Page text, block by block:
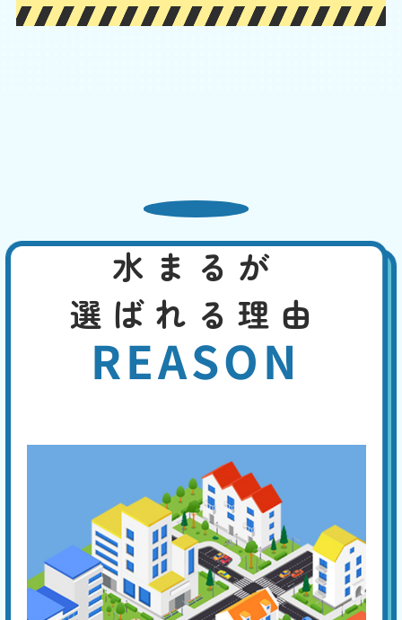
た、などの原因が考えられます。
便座の交換・取付け
基本料
EB
限
定
割
引
8,800
合計 8,800
長い年月使用していると、本体の黄ばみや掃除しても取れない臭いなど
が生じます。便座の割れ、ウォシュレットの故障などの致命的な故障に
便器・タンク交換
基本料
3,000円 W
EB
限
定
割
引
作業費
27,500
合計 27,500 円〜
経年劣化による便器やトイレタンクのひび割れは、水漏れなどを生じ
て、フロアや壁の損傷に繋がります。早めに新品に交換することが勧め
られますが、これを機に、壁や床を含めたトータルなリフォームを考え
てみてはいかがでしょうか。
水まるが
選ばれる理由
REASON